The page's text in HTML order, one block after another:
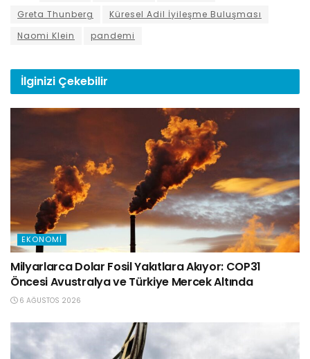
Greta Thunberg
Küresel Adil İyileşme Buluşması
Naomi Klein
pandemi
İlginizi Çekebilir
EKONOMI
Milyarlarca Dolar Fosil Yakıtlara Akıyor: COP31
Öncesi Avustralya ve Türkiye Mercek Altında
6 AĞUSTOS 2026